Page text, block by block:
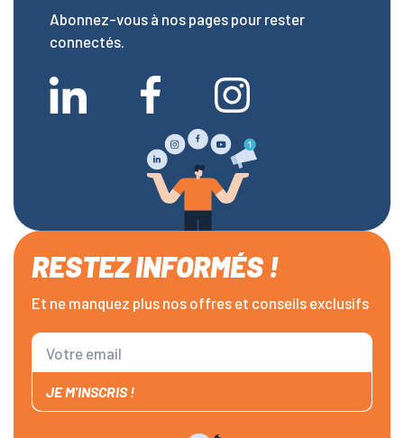
Abonnez-vous à nos pages pour rester
connectés.
RESTEZ INFORMÉS !
Et ne manquez plus nos offres et conseils exclusifs
JE M'INSCRIS !